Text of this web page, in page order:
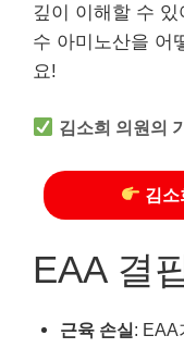
깊이 이해할 수
수 아미노산을 어
요!
김소희 의원의
김소
EAA 결
근육 손실: EAA